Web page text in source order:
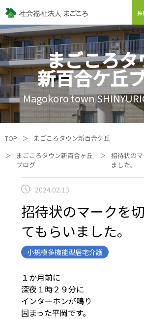
採
まごころタ
新百合ケ丘
Magokoro town
TOP ＞
まごころタウン新百合ケ丘
＞
まごころタウン新百合ヶ丘
ブログ
＞ 招待状の
ました。
2024.02.13
招待状のマークを
てもらいました。
小規模多機能型居宅介護
１か月前に
深夜１時２９分に
インターホンが鳴り
固まった平岡です。